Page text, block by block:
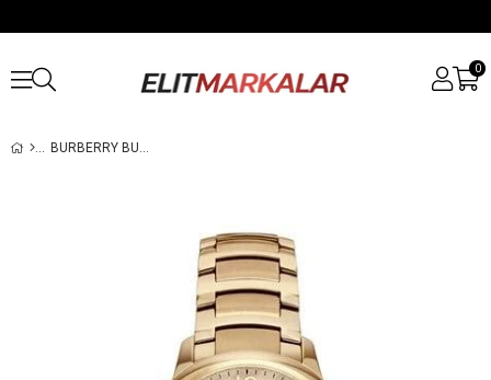
0
BURBERRY BU10006 ERKEK KOL SAATI